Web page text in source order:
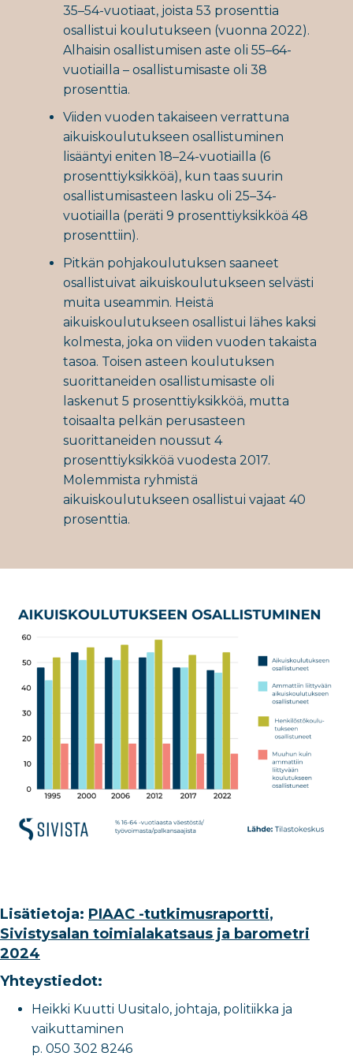
35–54-vuotiaat, joista 53 prosenttia
osallistui koulutukseen (vuonna 2022).
Alhaisin osallistumisen aste oli 55–64-
vuotiailla – osallistumisaste oli 38
prosenttia.
Viiden vuoden takaiseen verrattuna
aikuiskoulutukseen osallistuminen
lisääntyi eniten 18–24-vuotiailla (6
prosenttiyksikköä), kun taas suurin
osallistumisasteen lasku oli 25–34-
vuotiailla (peräti 9 prosenttiyksikköä 48
prosenttiin).
Pitkän pohjakoulutuksen saaneet
osallistuivat aikuiskoulutukseen selvästi
muita useammin. Heistä
aikuiskoulutukseen osallistui lähes kaksi
kolmesta, joka on viiden vuoden takaista
tasoa. Toisen asteen koulutuksen
suorittaneiden osallistumisaste oli
laskenut 5 prosenttiyksikköä, mutta
toisaalta pelkän perusasteen
suorittaneiden noussut 4
prosenttiyksikköä vuodesta 2017.
Molemmista ryhmistä
aikuiskoulutukseen osallistui vajaat 40
prosenttia.
Lisätietoja: PIAAC -tutkimusraportti,
Sivistysalan toimialakatsaus ja barometri
2024
Yhteystiedot:
Heikki Kuutti Uusitalo, johtaja, politiikka ja
vaikuttaminen
p. 050 302 8246